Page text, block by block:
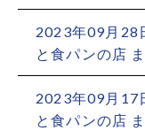
2023年09月28
と食パンの店
2023年09月17
と食パンの店